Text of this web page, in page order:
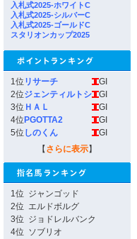
入札式2025-ホワイトC
入札式2025-シルバーC
入札式2025-ゴールドC
スタリオンカップ2025
1位 リサーチ
GI
2位ジェンティルトシ
GI
3位 ＨＡＬ
GI
4位 PGOTTA2
GI
5位 しのくん
GI
【 さらに表示】
1位 ジャンゴッド
2位 エルドボルグ
3位 ジョドレルバンク
4位 ソブリオ